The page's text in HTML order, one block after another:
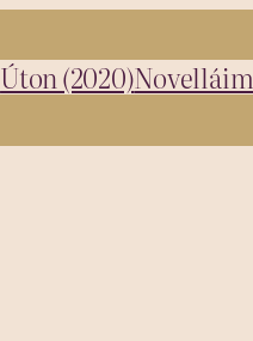
Úton (2020)Novelláim